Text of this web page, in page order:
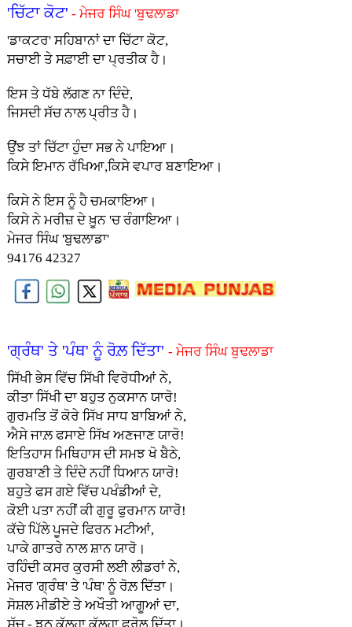
'ਚਿੱਟਾ ਕੋਟ' - ਮੇਜਰ ਸਿੰਘ 'ਬੁਢਲਾਡਾ
'ਡਾਕਟਰ' ਸਹਿਬਾਨਾਂ ਦਾ ਚਿੱਟਾ ਕੋਟ,
ਸਚਾਈ ਤੇ ਸਫ਼ਾਈ ਦਾ ਪ੍ਰਤੀਕ ਹੈ।
ਇਸ ਤੇ ਧੱਬੇ ਲੱਗਣ ਨਾ ਦਿੰਦੇ,
ਜਿਸਦੀ ਸੱਚ ਨਾਲ ਪ੍ਰੀਤ ਹੈ।
ਉਂਝ ਤਾਂ ਚਿੱਟਾ ਹੁੰਦਾ ਸਭ ਨੇ ਪਾਇਆ।
ਕਿਸੇ ਇਮਾਨ ਰੱਖਿਆ,ਕਿਸੇ ਵਪਾਰ ਬਣਾਇਆ।
ਕਿਸੇ ਨੇ ਇਸ ਨੂੰ ਹੈ ਚਮਕਾਇਆ।
ਕਿਸੇ ਨੇ ਮਰੀਜ਼ ਦੇ ਖ਼ੂਨ 'ਚ ਰੰਗਾਇਆ।
ਮੇਜਰ ਸਿੰਘ 'ਬੁਢਲਾਡਾ'
94176 42327
'ਗ੍ਰੰਥ' ਤੇ 'ਪੰਥ' ਨੂੰ ਰੋਲ਼ ਦਿੱਤਾ' - ਮੇਜਰ ਸਿੰਘ ਬੁਢਲਾਡਾ
ਸਿੱਖੀ ਭੇਸ ਵਿੱਚ ਸਿੱਖੀ ਵਿਰੋਧੀਆਂ ਨੇ,
ਕੀਤਾ ਸਿੱਖੀ ਦਾ ਬਹੁਤ ਨੁਕਸਾਨ ਯਾਰੋ!
ਗੁਰਮਤਿ ਤੋਂ ਕੋਰੇ ਸਿੱਖ ਸਾਧ ਬਾਬਿਆਂ ਨੇ,
ਐਸੇ ਜਾਲ਼ ਫਸਾਏ ਸਿੱਖ ਅਣਜਾਣ ਯਾਰੋ!
ਇਤਿਹਾਸ ਮਿਥਿਹਾਸ ਦੀ ਸਮਝ ਖੋ ਬੈਠੇ,
ਗੁਰਬਾਣੀ ਤੇ ਦਿੰਦੇ ਨਹੀਂ ਧਿਆਨ ਯਾਰੋ!
ਬਹੁਤੇ ਫਸ ਗਏ ਵਿੱਚ ਪਖੰਡੀਆਂ ਦੇ,
ਕੋਈ ਪਤਾ ਨਹੀਂ ਕੀ ਗੁਰੂ ਫੁਰਮਾਨ ਯਾਰੋ!
ਕੱਚੇ ਪਿੱਲੇ ਪੂਜਦੇ ਫਿਰਨ ਮਟੀਆਂ,
ਪਾਕੇ ਗਾਤਰੇ ਨਾਲ ਸ਼ਾਨ ਯਾਰੋ।
ਰਹਿੰਦੀ ਕਸਰ ਕੁਰਸੀ ਲਈ ਲੀਡਰਾਂ ਨੇ,
ਮੇਜਰ 'ਗ੍ਰੰਥ' ਤੇ 'ਪੰਥ' ਨੂੰ ਰੋਲ਼ ਦਿੱਤਾ।
ਸੋਸ਼ਲ ਮੀਡੀਏ ਤੇ ਅਖੌਤੀ ਆਗੂਆਂ ਦਾ,
ਸੱਚ - ਝੂਠ ਕੱਲ੍ਹਾ ਕੱਲ੍ਹਾ ਫਰੋਲ ਦਿੱਤਾ।